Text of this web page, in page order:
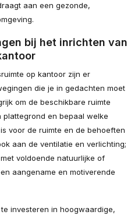
aan een gezonde,
bij het inrichten van
op kantoor zijn er
die je in gedachten moet
om de beschikbare ruimte
plattegrond en bepaal welke
voor de ruimte en de behoeften
aan de ventilatie en verlichting;
voldoende natuurlijke of
aangename en motiverende
investeren in hoogwaardige,